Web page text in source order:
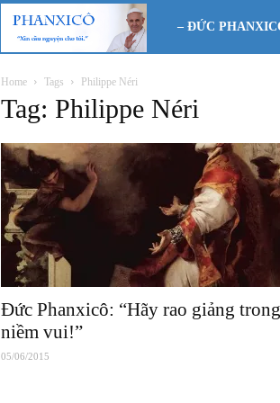
Phanxicô
– ĐỨC
Home Tags Philippe Néri
Tag: Philippe Néri
Đức Phanxicô: “Hãy rao giảng trong
niềm vui!”
05/06/2015